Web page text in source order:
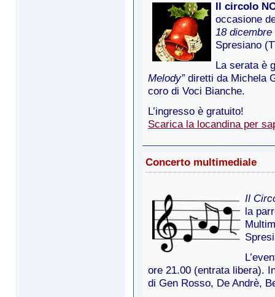
Il circolo
occasione
18
Spresiano
La serata è
Melody”diretti da Michela
coro di Voci Bianche.
L’ingresso è gratuito!
Scarica la locandina per
Concerto multimediale
Il
la
ore 21.00 (entrata libera).
di Gen Rosso, De Andrè,